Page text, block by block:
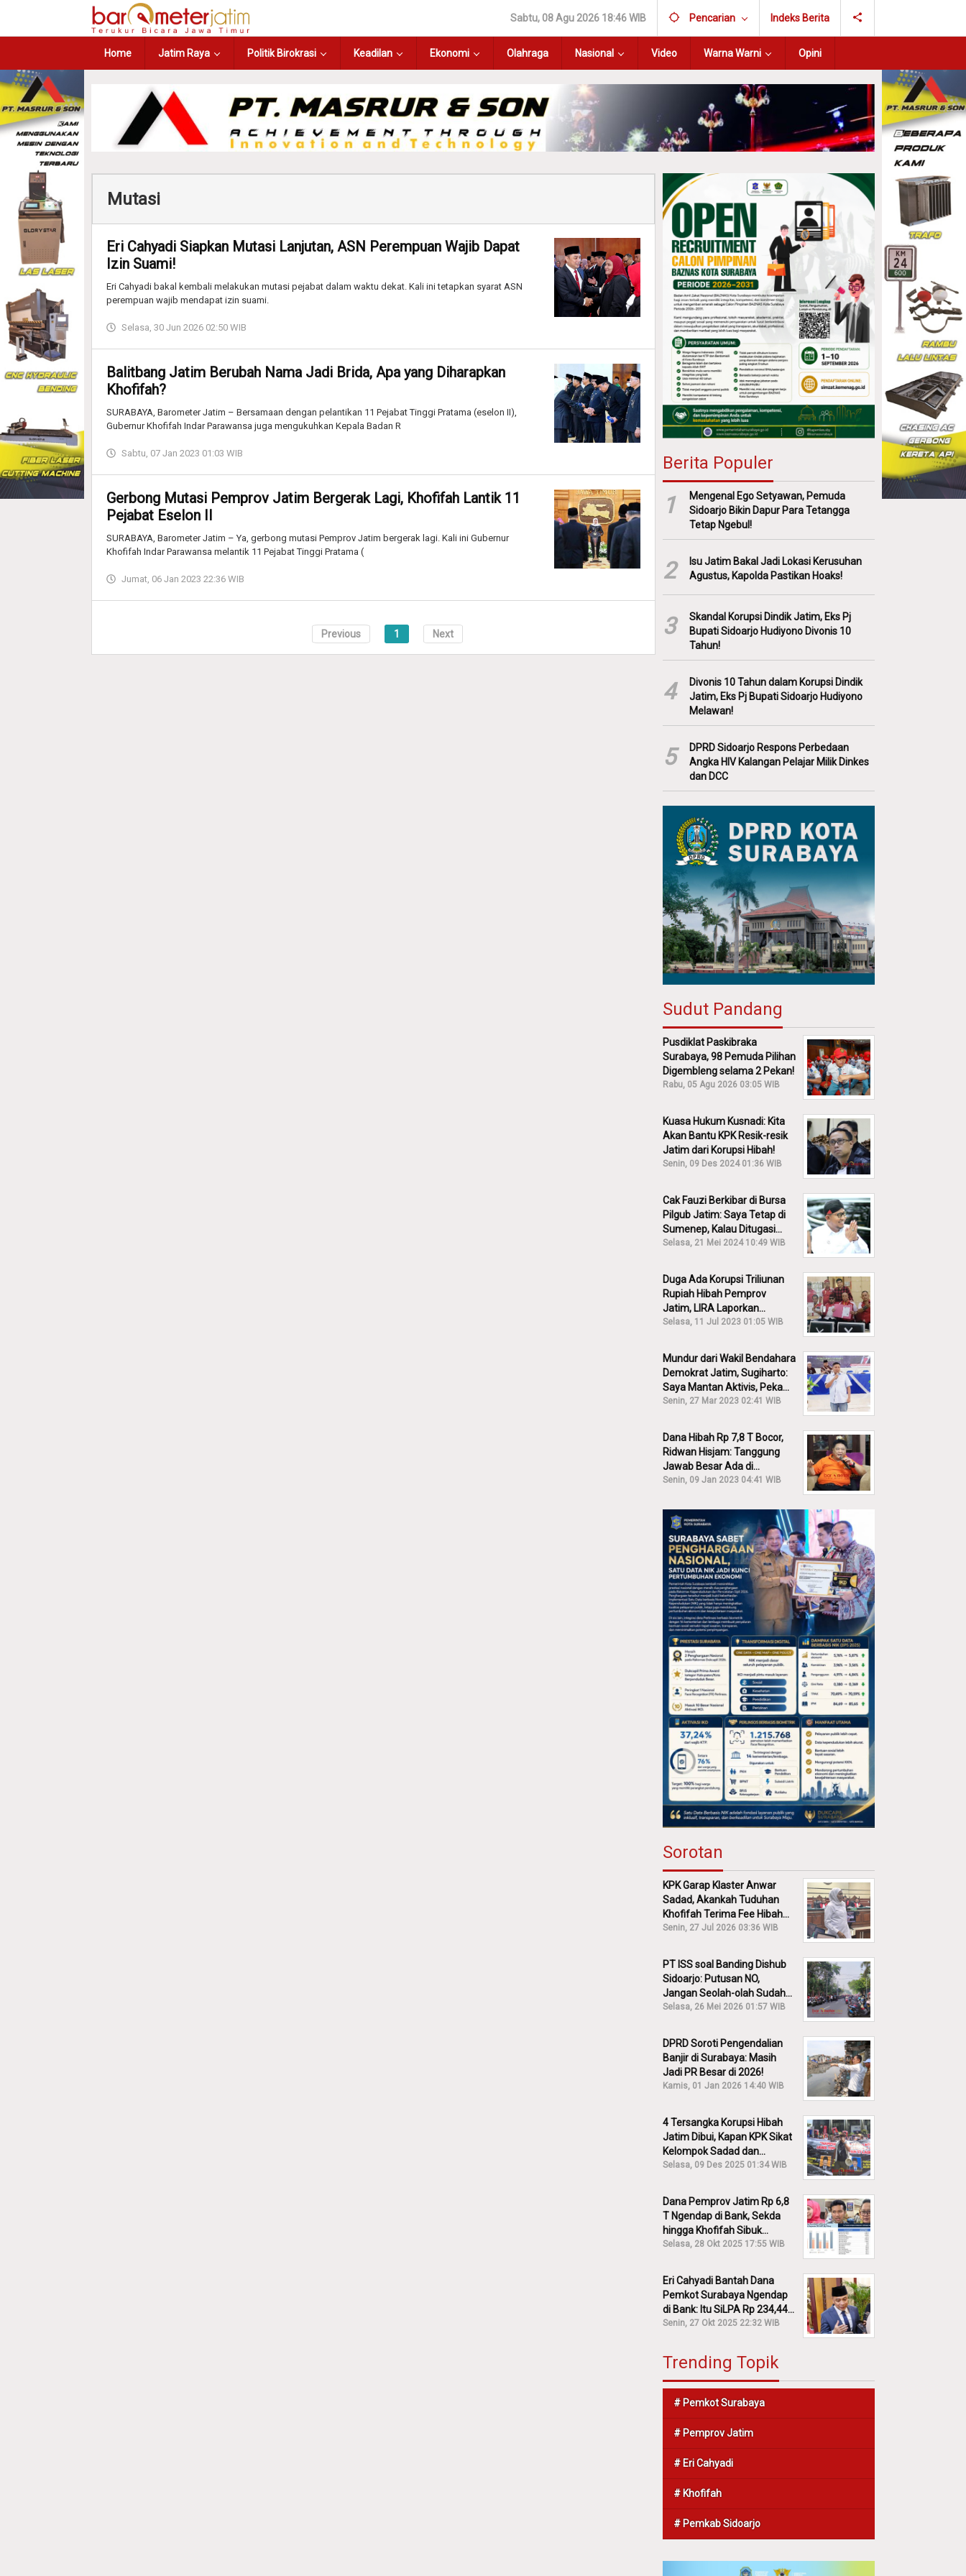
Sabtu, 08 Agu 2026 18:46 WIB Pencarian Indeks Berita
Home Jatim Raya Politik Birokrasi Keadilan Ekonomi Olahraga Nasional Video Warna Warni Opini
Mutasi
Eri Cahyadi Siapkan Mutasi Lanjutan, ASN Perempuan Wajib Dapat
Izin Suami!
Eri Cahyadi bakal kembali melakukan mutasi pejabat dalam waktu dekat. Kali ini tetapkan syarat ASN
perempuan wajib mendapat izin suami.
Selasa, 30 Jun 2026 02:50 WIB
Balitbang Jatim Berubah Nama Jadi Brida, Apa yang Diharapkan
Khofifah?
SURABAYA, Barometer Jatim – Bersamaan dengan pelantikan 11 Pejabat Tinggi Pratama (eselon II),
Gubernur Khofifah Indar Parawansa juga mengukuhkan Kepala Badan R
Sabtu, 07 Jan 2023 01:03 WIB
Gerbong Mutasi Pemprov Jatim Bergerak Lagi, Khofifah Lantik 11
Pejabat Eselon II
SURABAYA, Barometer Jatim – Ya, gerbong mutasi Pemprov Jatim bergerak lagi. Kali ini Gubernur
Khofifah Indar Parawansa melantik 11 Pejabat Tinggi Pratama (
Jumat, 06 Jan 2023 22:36 WIB
Previous 1 Next
Berita Populer
1
Mengenal Ego Setyawan, Pemuda
Sidoarjo Bikin Dapur Para Tetangga
Tetap Ngebul!
2
Isu Jatim Bakal Jadi Lokasi Kerusuhan
Agustus, Kapolda Pastikan Hoaks!
3
Skandal Korupsi Dindik Jatim, Eks Pj
Bupati Sidoarjo Hudiyono Divonis 10
Tahun!
4
Divonis 10 Tahun dalam Korupsi Dindik
Jatim, Eks Pj Bupati Sidoarjo Hudiyono
Melawan!
5
DPRD Sidoarjo Respons Perbedaan
Angka HIV Kalangan Pelajar Milik Dinkes
dan DCC
Sudut Pandang
Pusdiklat Paskibraka
Surabaya, 98 Pemuda Pilihan
Digembleng selama 2 Pekan!
Rabu, 05 Agu 2026 03:05 WIB
Kuasa Hukum Kusnadi: Kita
Akan Bantu KPK Resik-resik
Jatim dari Korupsi Hibah!
Senin, 09 Des 2024 01:36 WIB
Cak Fauzi Berkibar di Bursa
Pilgub Jatim: Saya Tetap di
Sumenep, Kalau Ditugasi
Partai Lain Cerita!
Selasa, 21 Mei 2024 10:49 WIB
Duga Ada Korupsi Triliunan
Rupiah Hibah Pemprov
Jatim, LIRA Laporkan
Khofifah ke KPK: Dia Harus
Selasa, 11 Jul 2023 01:05 WIB
Mundur dari Wakil Bendahara
Demokrat Jatim, Sugiharto:
Saya Mantan Aktivis, Peka
Sekali Kalau Ada yang
Senin, 27 Mar 2023 02:41 WIB
Dana Hibah Rp 7,8 T Bocor,
Ridwan Hisjam: Tanggung
Jawab Besar Ada di
Pemprov, Bukan DPRD Jatim!
Senin, 09 Jan 2023 04:41 WIB
Sorotan
KPK Garap Klaster Anwar
Sadad, Akankah Tuduhan
Khofifah Terima Fee Hibah
30% Diusut?
Senin, 27 Jul 2026 03:36 WIB
PT ISS soal Banding Dishub
Sidoarjo: Putusan NO,
Jangan Seolah-olah Sudah
Menang!
Selasa, 26 Mei 2026 01:57 WIB
DPRD Soroti Pengendalian
Banjir di Surabaya: Masih
Jadi PR Besar di 2026!
Kamis, 01 Jan 2026 14:40 WIB
4 Tersangka Korupsi Hibah
Jatim Dibui, Kapan KPK Sikat
Kelompok Sadad dan
Iskandar?
Selasa, 09 Des 2025 01:34 WIB
Dana Pemprov Jatim Rp 6,8
T Ngendap di Bank, Sekda
hingga Khofifah Sibuk
Membantah!
Selasa, 28 Okt 2025 17:55 WIB
Eri Cahyadi Bantah Dana
Pemkot Surabaya Ngendap
di Bank: Itu SiLPA Rp 234,44
M!
Senin, 27 Okt 2025 22:32 WIB
Trending Topik
# Pemkot Surabaya
# Pemprov Jatim
# Eri Cahyadi
# Khofifah
# Pemkab Sidoarjo